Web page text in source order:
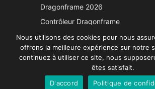
Dragonframe 2026
Contrôleur Dragonframe
DDMX-512
DMC-32
Capuchon de correction EOS LV
Nous utilisons des cookies pour nous
offrons la meilleure expérience sur notre
continuez à utiliser ce site, nous
êtes satisfait.
D'accord
Politique de